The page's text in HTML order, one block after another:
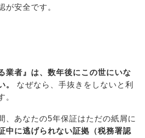
が安全です。
業者』は、数年後にこの世にいな
。
なぜなら、手抜きをしないと利
。
、あなたの5年保証はただの紙屑に
中に逃げられない証拠（税務署認